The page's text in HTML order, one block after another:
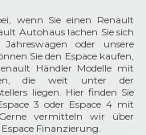
wenn Sie einen Renault
Autohaus lachen Sie sich
oder unsere
Sie den Espace kaufen,
Händler Modelle mit
die weit unter der
liegen. Hier finden Sie
3 oder Espace 4 mit
vermitteln wir über
Finanzierung.